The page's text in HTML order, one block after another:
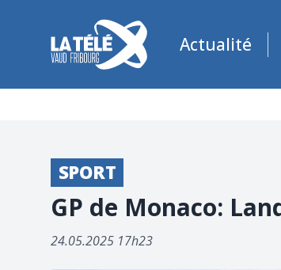
La Télé - Télévision régionale Vaud et
Actualité
SPORT
GP de Monaco:
24.05.2025 17h23